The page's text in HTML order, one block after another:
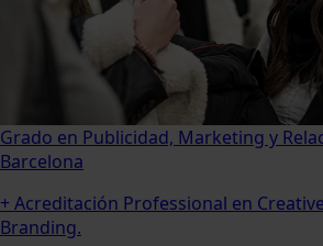
Grado en Publicidad, Marketing y
Barcelona
+ Acreditación Professional en
Branding.